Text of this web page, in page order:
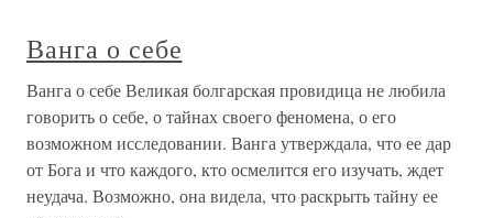
Ванга о себе
Ванга о себе Великая болгарская провидица не любила
говорить о себе, о тайнах своего феномена, о его
возможном исследовании. Ванга утверждала, что ее дар
от Бога и что каждого, кто осмелится его изучать, ждет
неудача. Возможно, она видела, что раскрыть тайну ее